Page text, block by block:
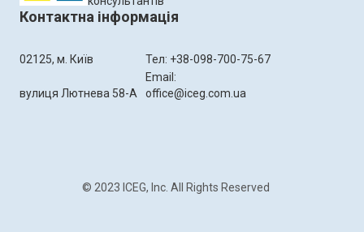
Контактна інформація
02125, м. Київ
вулиця Лютнева 58-А
Тел: +38-098-700-75-67
Email:
office@iceg.com.ua
© 2023 ICEG, Inc. All Rights Reserved